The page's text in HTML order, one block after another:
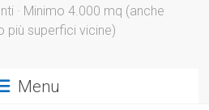
· Minimo 4.000 mq (anche
più superfici vicine)
Menu